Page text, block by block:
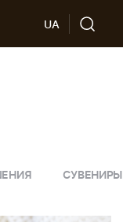
UA
СОВЕТЫ